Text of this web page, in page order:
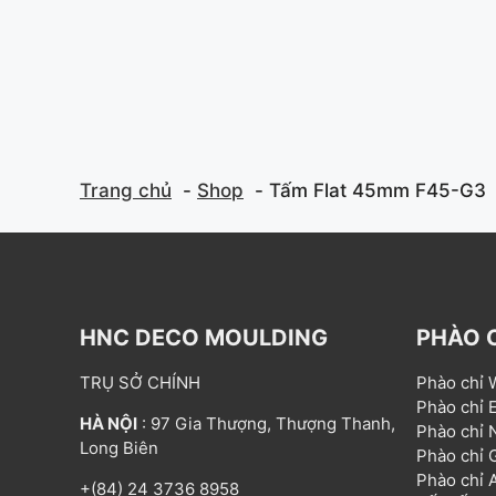
Trang chủ Shop Tấm Flat 45mm F45-G3
HNC DECO MOULDING
TRỤ SỞ CHÍNH
HÀ NỘI : 97 Gia Thượng, Thượng Thanh,
Long Biên
+(84) 24 3736 8958
PHÀO
Phào chỉ
Phào chỉ
Phào chỉ
Phào chỉ
Phào chỉ